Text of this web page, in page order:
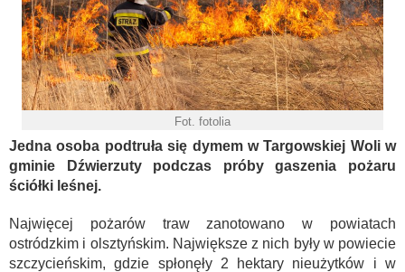
Fot. fotolia
Jedna osoba podtruła się dymem w Targowskiej Woli w
gminie Dźwierzuty podczas próby gaszenia pożaru
ściółki leśnej.
Najwięcej pożarów traw zanotowano w powiatach
ostródzkim i olsztyńskim. Największe z nich były w powiecie
szczycieńskim, gdzie spłonęły 2 hektary nieużytków i w